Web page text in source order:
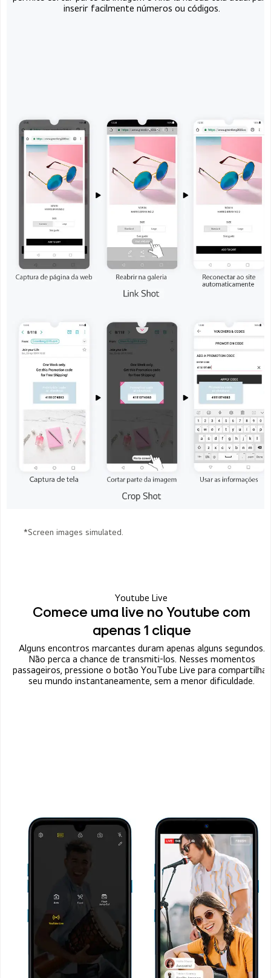
inserir facilmente números ou códigos.
*Screen images simulated.
Youtube Live
Comece uma live no Youtube com
apenas 1 clique
Alguns encontros marcantes duram apenas alguns segundos.
Não perca a chance de transmiti-los. Nesses momentos
passageiros, pressione o botão YouTube Live para compartilhar
seu mundo instantaneamente, sem a menor dificuldade.